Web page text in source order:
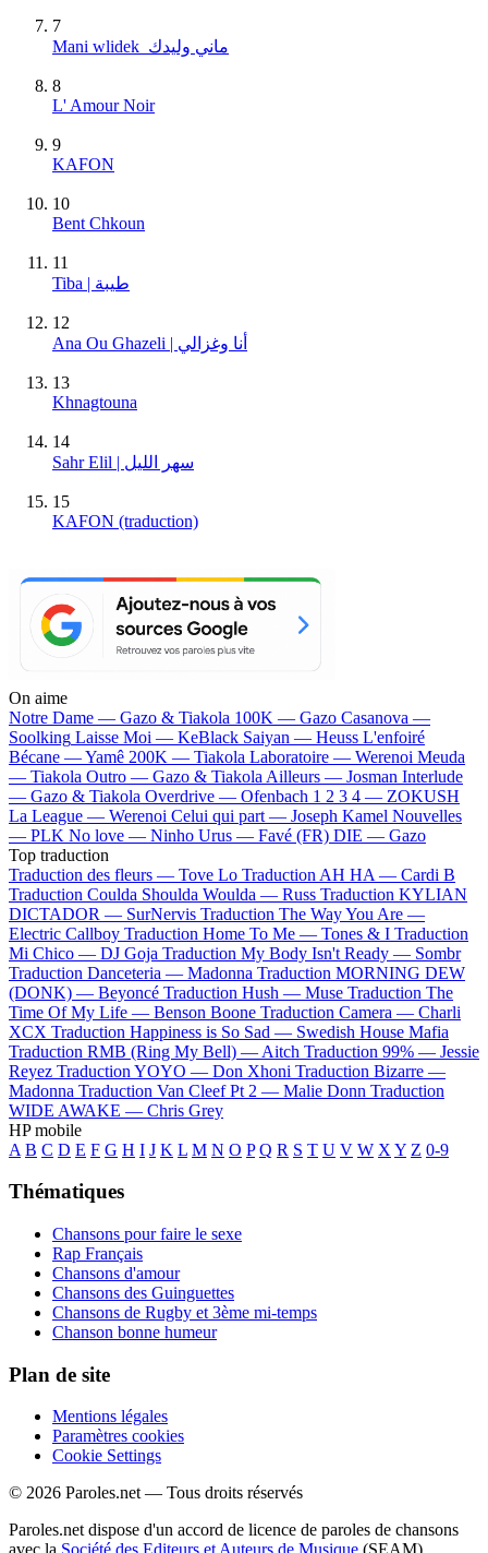
7
Mani wlidek_ماني وليدك
8
L' Amour Noir
9
KAFON
10
Bent Chkoun
11
Tiba | طيبة
12
Ana Ou Ghazeli | أنا وغزالي
13
Khnagtouna
14
Sahr Elil | سهر الليل
15
KAFON (traduction)
On aime
Notre Dame — Gazo & Tiakola 100K — Gazo Casanova —
Soolking Laisse Moi — KeBlack Saiyan — Heuss L'enfoiré
Bécane —Yamê 200K — Tiakola Laboratoire — Werenoi Meuda
— Tiakola Outro — Gazo & Tiakola Ailleurs — Josman Interlude
— Gazo & Tiakola Overdrive — Ofenbach 1 2 3 4 — ZOKUSH
La League — Werenoi Celui qui part — Joseph Kamel Nouvelles
— PLK No love — Ninho Urus — Favé (FR) DIE — Gazo
Top traduction
Traduction des fleurs — Tove Lo Traduction AH HA — Cardi B
Traduction Coulda Shoulda Woulda — Russ Traduction KYLIAN
DICTADOR — SurNervis Traduction The Way You Are —
Electric Callboy Traduction Home To Me — Tones & I Traduction
Mi Chico — DJ Goja Traduction My Body Isn't Ready — Sombr
Traduction Danceteria — Madonna Traduction MORNING DEW
(DONK) — Beyoncé Traduction Hush — Muse Traduction The
Time Of My Life — Benson Boone Traduction Camera — Charli
XCX Traduction Happiness is So Sad — Swedish House Mafia
Traduction RMB (Ring My Bell) — Aitch Traduction 99% — Jessie
Reyez Traduction YOYO — Don Xhoni Traduction Bizarre —
Madonna Traduction Van Cleef Pt 2 — Malie Donn Traduction
WIDE AWAKE — Chris Grey
HP mobile
A B C D E F G H I J K L M N O P Q R S T U V W X Y Z 0-9
Thématiques
Chansons pour faire le sexe
Rap Français
Chansons d'amour
Chansons des Guinguettes
Chansons de Rugby et 3ème mi-temps
Chanson bonne humeur
Plan de site
Mentions légales
Paramètres cookies
Cookie Settings
© 2026 Paroles.net — Tous droits réservés
Paroles.net dispose d'un accord de licence de paroles de chansons